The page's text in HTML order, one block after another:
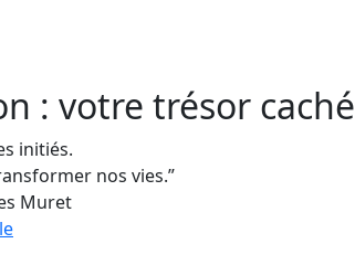
: votre trésor caché
initiés.
nos vies.”
Muret